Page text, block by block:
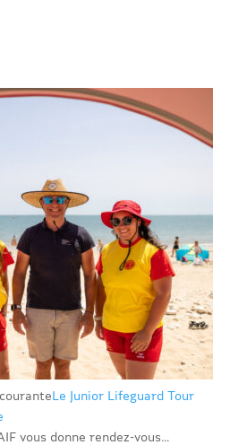
Le Junior Lifeguard Tour
vous donne rendez-vous...